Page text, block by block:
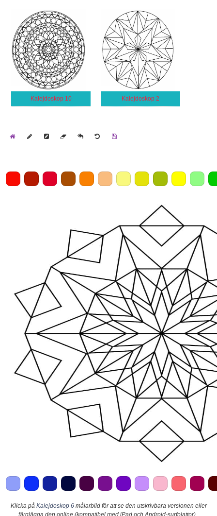
Kalejdoskop 10 Kalejdoskop 2
Klicka på Kalejdoskop 6målarbild för att se den utskrivbara versionen eller